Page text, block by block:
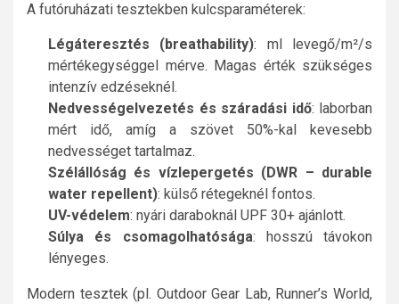
A futóruházati tesztekben kulcsparaméterek:
Légáteresztés (breathability): ml levegő/m²/s
mértékegységgel mérve. Magas érték szükséges
intenzív edzéseknél.
Nedvességelvezetés és száradási idő: laborban
mért idő, amíg a szövet 50%-kal kevesebb
nedvességet tartalmaz.
Szélállóság és vízlepergetés (DWR – durable
water repellent): külső rétegeknél fontos.
UV-védelem: nyári daraboknál UPF 30+ ajánlott.
Súlya és csomagolhatósága: hosszú távokon
lényeges.
Modern tesztek (pl. Outdoor Gear Lab, Runner’s World,